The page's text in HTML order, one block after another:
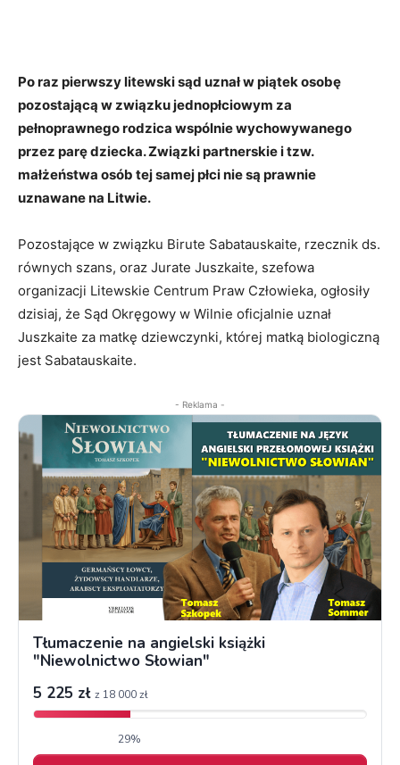
Po raz pierwszy litewski sąd uznał w piątek osobę
pozostającą w związku jednopłciowym za
pełnoprawnego rodzica wspólnie wychowywanego
przez parę dziecka. Związki partnerskie i tzw.
małżeństwa osób tej samej płci nie są prawnie
uznawane na Litwie.
Pozostające w związku Birute Sabatauskaite, rzecznik ds.
równych szans, oraz Jurate Juszkaite, szefowa
organizacji Litewskie Centrum Praw Człowieka, ogłosiły
dzisiaj, że Sąd Okręgowy w Wilnie oficjalnie uznał
Juszkaite za matkę dziewczynki, której matką biologiczną
jest Sabatauskaite.
- Reklama -